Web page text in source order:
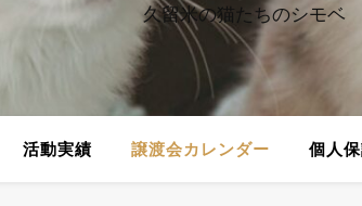
久留米の猫たちのシモベ
活動実績 譲渡会カレンダー 個人